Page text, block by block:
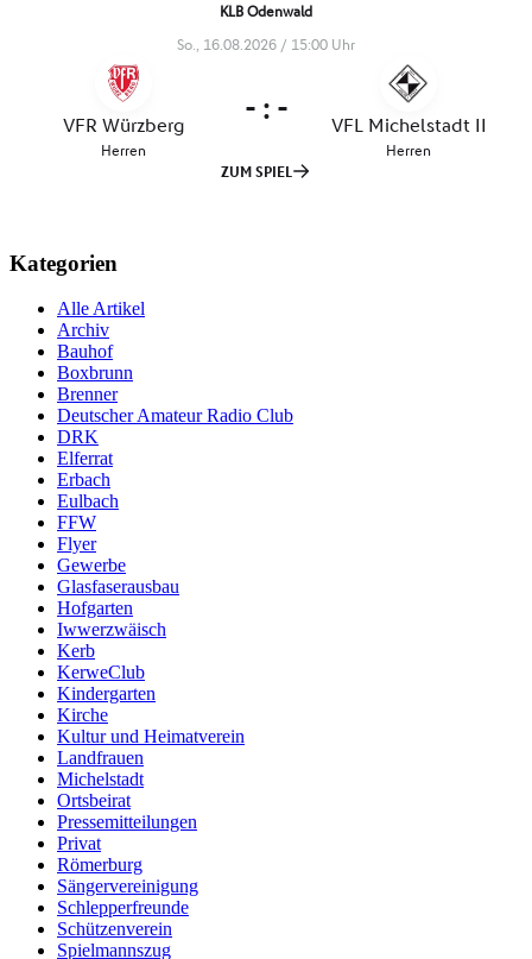
Kategorien
Alle Artikel
Archiv
Bauhof
Boxbrunn
Brenner
Deutscher Amateur Radio Club
DRK
Elferrat
Erbach
Eulbach
FFW
Flyer
Gewerbe
Glasfaserausbau
Hofgarten
Iwwerzwäisch
Kerb
KerweClub
Kindergarten
Kirche
Kultur und Heimatverein
Landfrauen
Michelstadt
Ortsbeirat
Pressemitteilungen
Privat
Römerburg
Sängervereinigung
Schlepperfreunde
Schützenverein
Spielmannszug